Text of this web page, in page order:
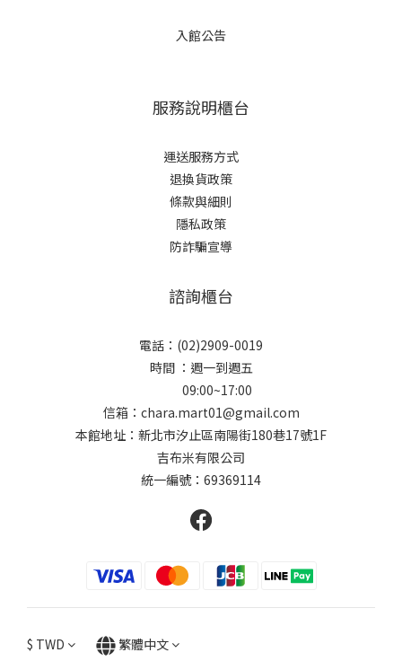
入館公告
服務說明櫃台
運送服務方式
退換貨政策
條款與細則
隱私政策
防詐騙宣導
諮詢櫃台
電話：(02)2909-0019
時間 ：週一到週五
09:00~17:00
信箱：chara.mart01@gmail.com
本館地址：新北市汐止區南陽街180巷17號1F
吉布米有限公司
統一編號：69369114
$ TWD 繁體中文